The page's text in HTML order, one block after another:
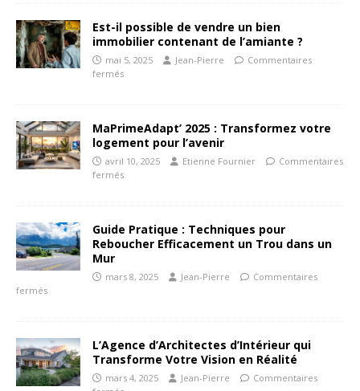
Est-il possible de vendre un bien
immobilier contenant de l’amiante ?
mai 5, 2025 Jean-Pierre
Commentaires
fermés
MaPrimeAdapt’ 2025 : Transformez votre
logement pour l’avenir
avril 10, 2025 Etienne Fournier
Commentaires
fermés
Guide Pratique : Techniques pour
Reboucher Efficacement un Trou dans un
Mur
mars 8, 2025 Jean-Pierre
Commentaires
fermés
L’Agence d’Architectes d’Intérieur qui
Transforme Votre Vision en Réalité
mars 4, 2025 Jean-Pierre
Commentaires